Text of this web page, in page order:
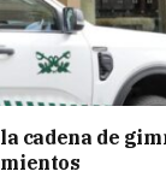
cadena de